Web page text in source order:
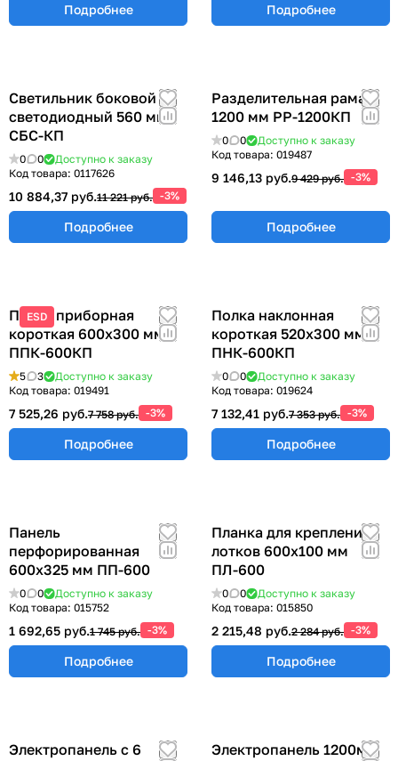
Подробнее Подробнее
Светильник боковой
светодиодный 560 мм
СБС-КП
0 0
Доступно к заказу
Код товара: 0117626
10 884,37 руб.11 221 руб. -3%
Подробнее
Разделительная рама
1200 мм РР-1200КП
0 0
Доступно к заказу
Код товара: 019487
9 146,13 руб.9 429 руб. -3%
Подробнее
ESD
Полка приборная
короткая 600х300 мм
ППК-600КП
5 3
Доступно к заказу
Код товара: 019491
7 525,26 руб.7 758 руб. -3%
Подробнее
Полка наклонная
короткая 520х300 мм
ПНК-600КП
0 0
Доступно к заказу
Код товара: 019624
7 132,41 руб.7 353 руб. -3%
Подробнее
Панель
перфорированная
600х325 мм ПП-600
0 0
Доступно к заказу
Код товара: 015752
1 692,65 руб.1 745 руб. -3%
Подробнее
Планка для крепления
лотков 600х100 мм
ПЛ-600
0 0
Доступно к заказу
Код товара: 015850
2 215,48 руб.2 284 руб. -3%
Подробнее
Электропанель с 6
Электропанель 1200мм